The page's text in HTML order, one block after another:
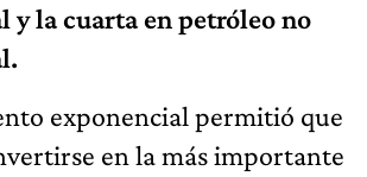
y la cuarta en petróleo no
exponencial permitió que
en la más importante